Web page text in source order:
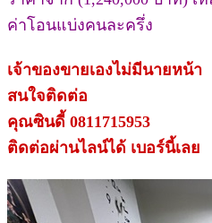
ค่าโอนแบ่งคนละครึ่ง
เจ้าของขายเองไม่มีนายหน้า
สนใจติดต่อ
คุณซินดี้ 0811715953
ติดต่อผ่านไลน์ได้ เบอร์นี้เลย